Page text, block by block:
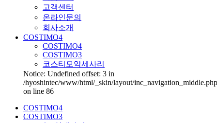
고객센터
온라인문의
회사소개
COSTIMO4
COSTIMO4
COSTIMO3
코스티모악세사리
Notice: Undefined offset: 3 in
/hyoshintec/www/html/_skin/layout/inc_navigation_middle.php
on line 86
COSTIMO4
COSTIMO3